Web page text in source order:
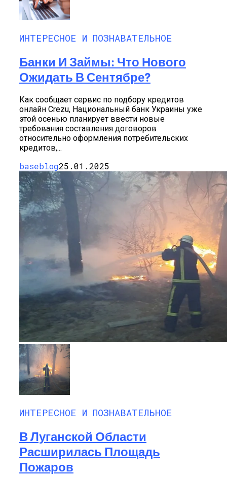
ИНТЕРЕСНОЕ И ПОЗНАВАТЕЛЬНОЕ
Банки И Займы: Что Нового
Ожидать В Сентябре?
Как сообщает сервис по подбору кредитов
онлайн Crezu, Национальный банк Украины уже
этой осенью планирует ввести новые
требования составления договоров
относительно оформления потребительских
кредитов,...
baseblog25.01.2025
ИНТЕРЕСНОЕ И ПОЗНАВАТЕЛЬНОЕ
В Луганской Области
Расширилась Площадь
Пожаров